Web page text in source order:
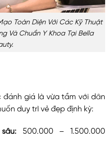
Toàn Diện Với Các Kỹ Thuật
Và Chuẩn Y Khoa Tại Bella
đánh giá là vừa tầm với dân
duy trì vẻ đẹp định kỳ:
500.000 – 1.500.000